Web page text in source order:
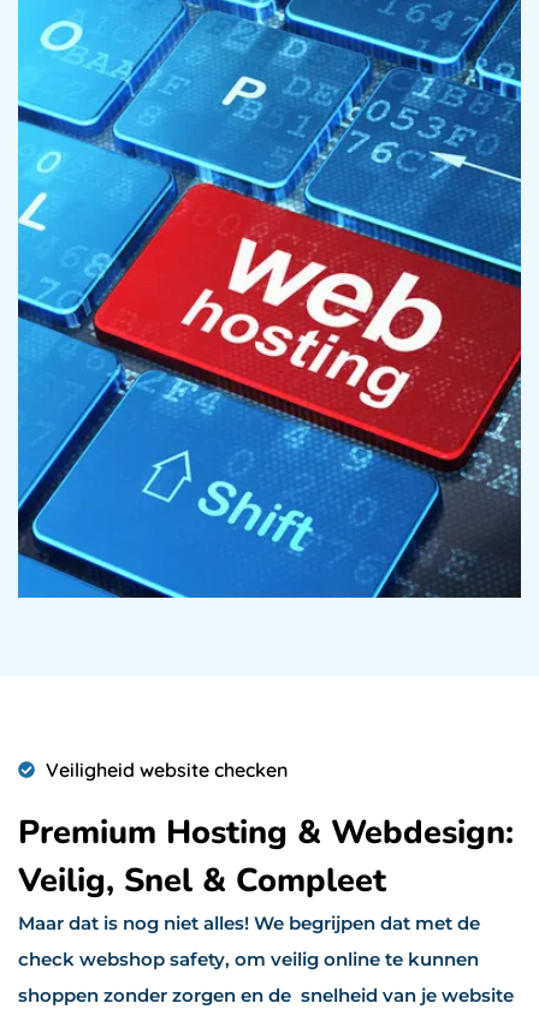
Veiligheid website checken
Premium Hosting & Webdesign:
Veilig, Snel & Compleet
Maar dat is nog niet alles! We begrijpen dat met de
check webshop safety, om veilig online te kunnen
shoppen zonder zorgen en de snelheid van je website